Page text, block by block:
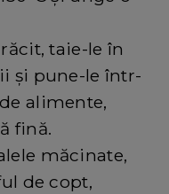
taie-le în
și pune-le într-
alimente,
fină.
măcinate,
de copt,